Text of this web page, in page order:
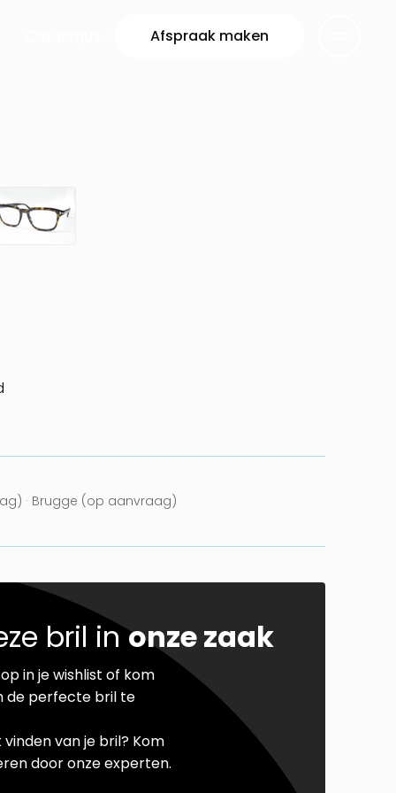
Afspraak maken
· Brugge (op aanvraag)
bril inonze zaak
in je wishlist of kom
de perfecte bril te
van je bril? Kom
door onze experten.